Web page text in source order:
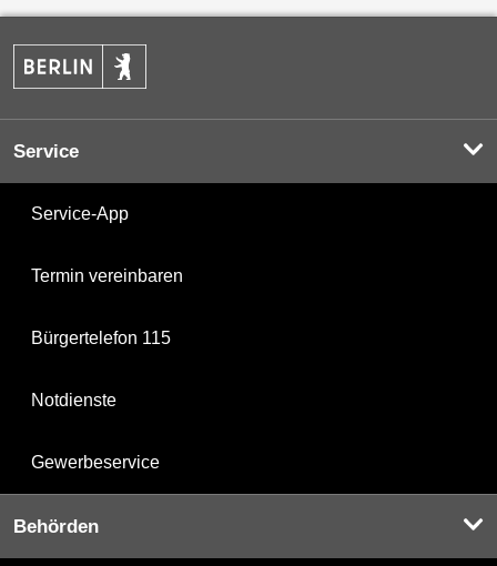
Service
Service-App
Termin vereinbaren
Bürgertelefon 115
Notdienste
Gewerbeservice
Behörden